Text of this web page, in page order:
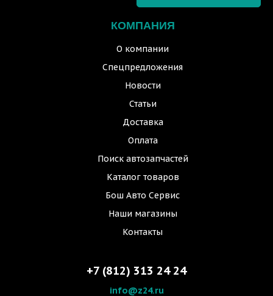
КОМПАНИЯ
О компании
Спецпредложения
Новости
Статьи
Доставка
Оплата
Поиск автозапчастей
Каталог товаров
Бош Авто Сервис
Наши магазины
Контакты
+7 (812) 313 24 24
info@z24.ru